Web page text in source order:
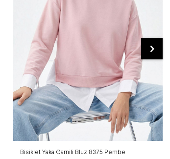
Bisiklet Yaka Garnili Bluz 8375 Pembe